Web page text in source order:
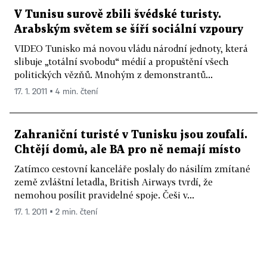
V Tunisu surově zbili švédské turisty.
Arabským světem se šíří sociální vzpoury
VIDEO Tunisko má novou vládu národní jednoty, která
slibuje „totální svobodu“ médií a propuštění všech
politických vězňů. Mnohým z demonstrantů...
17. 1. 2011 ▪ 4 min. čtení
Zahraniční turisté v Tunisku jsou zoufalí.
Chtějí domů, ale BA pro ně nemají místo
Zatímco cestovní kanceláře poslaly do násilím zmítané
země zvláštní letadla, British Airways tvrdí, že
nemohou posílit pravidelné spoje. Češi v...
17. 1. 2011 ▪ 2 min. čtení